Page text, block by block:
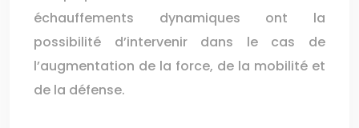
échauffements dynamiques ont la
possibilité d’intervenir dans le cas de
l’augmentation de la force, de la mobilité et
de la défense.